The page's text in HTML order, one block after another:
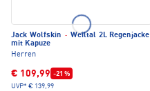
Jack Wolfskin · Weiltal 2L Regenjacke
mit Kapuze
Herren
€ 109,99 -21 %
UVP* € 139,99